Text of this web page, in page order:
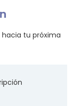
hacia tu próxima